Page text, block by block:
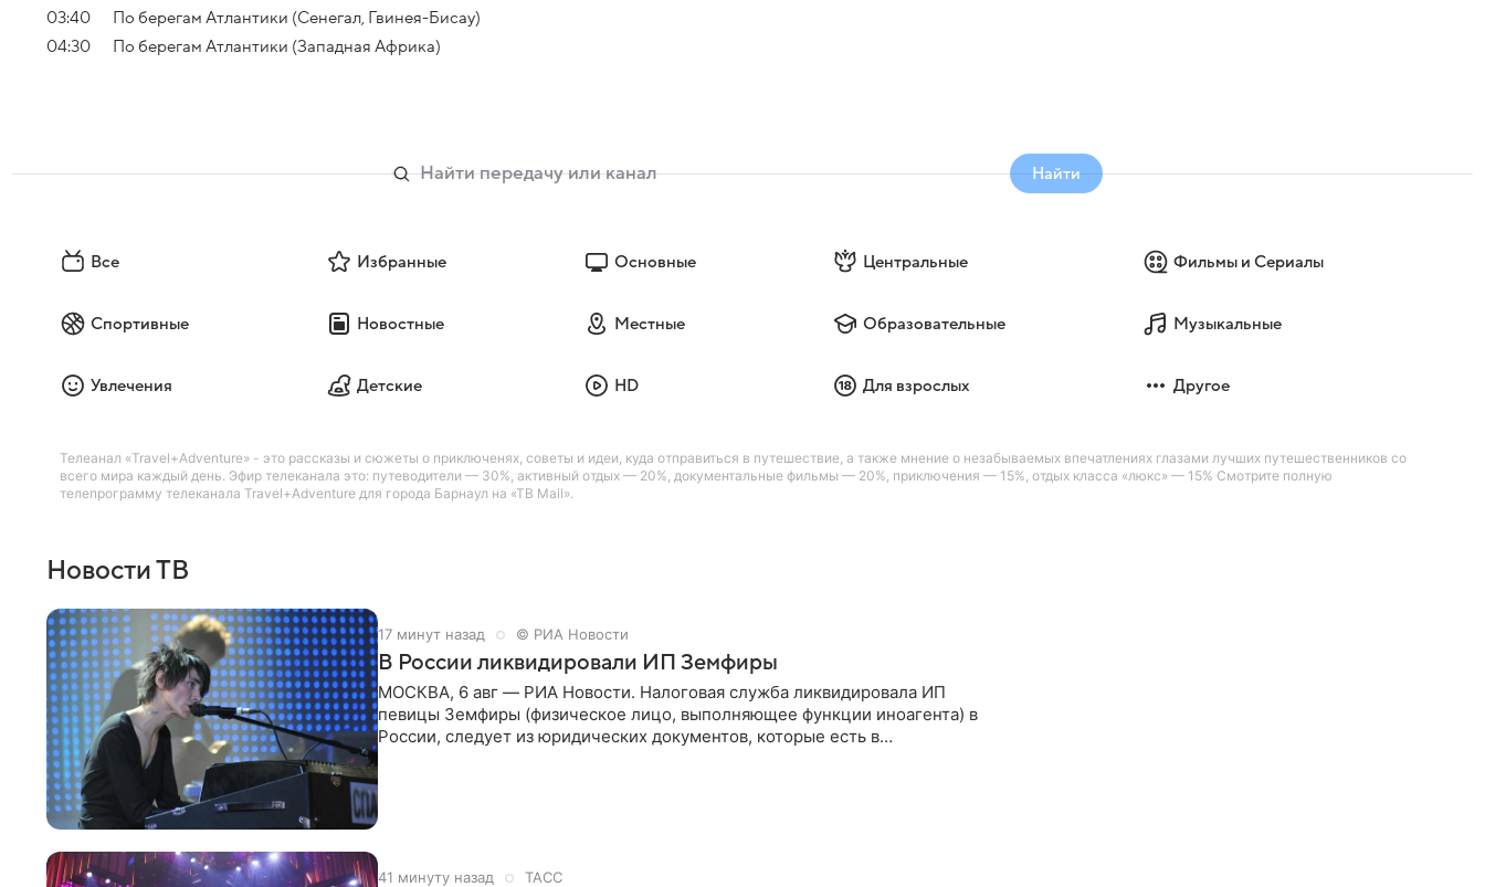
03:40
По берегам Атлантики (Сенегал, Гвинея-Бисау)
04:30
По берегам Атлантики (Западная Африка)
Найти
Все Избранные Основные Центральные Фильмы и Сериалы
Спортивные Новостные Местные Образовательные Музыкальные
Увлечения Детские HD Для взрослых Другое
Телеанал «Travel+Adventure» - это рассказы и сюжеты о приключенях, советы и идеи, куда отправиться в путешествие, а также мнение о незабываемых впечатлениях глазами лучших путешественников со
всего мира каждый день. Эфир телеканала это: путеводители — 30%, активный отдых — 20%, документальные фильмы — 20%, приключения — 15%, отдых класса «люкс» — 15% Смотрите полную
телепрограмму телеканала Travel+Adventure для города Барнаул на «ТВ Mail».
Новости ТВ
17 минут назад © РИА Новости
В России ликвидировали ИП Земфиры
МОСКВА, 6 авг — РИА Новости. Налоговая служба ликвидировала ИП
певицы Земфиры (физическое лицо, выполняющее функции иноагента) в
России, следует из юридических документов, которые есть в
41 минуту назад ТАСС